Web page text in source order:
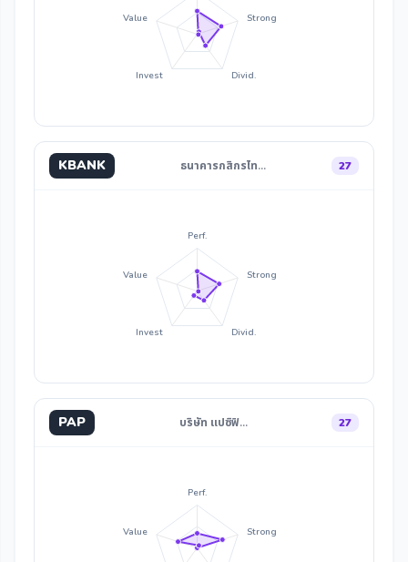
Strong
Divid.
Invest
Value
KBANK ธนาคารกสิกรไท… 27
Perf.
Strong
Divid.
Invest
Value
PAP บริษัท แปซิฟิ… 27
Perf.
Strong
Value